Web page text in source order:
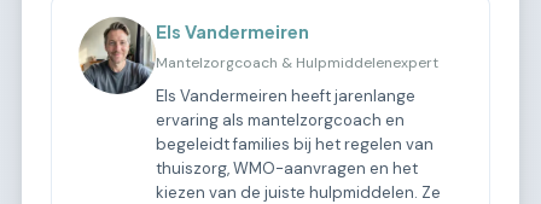
Els Vandermeiren
Mantelzorgcoach & Hulpmiddelenexpert
Els Vandermeiren heeft jarenlange
ervaring als mantelzorgcoach en
begeleidt families bij het regelen van
thuiszorg, WMO-aanvragen en het
kiezen van de juiste hulpmiddelen. Ze